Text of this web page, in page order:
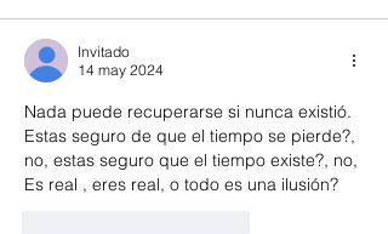
Invitado
14 may 2024
Nada puede recuperarse si nunca existió.
Estas seguro de que el tiempo se pierde?,
no, estas seguro que el tiempo existe?, no,
Es real , eres real, o todo es una ilusión?